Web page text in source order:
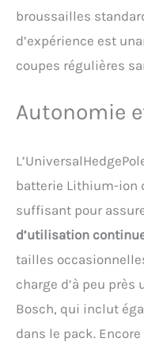
broussailles
d’expérience est
coupes régulières
Autonomie
batterie Lithium-ion
suffisant pour
d’utilisation
tailles
charge d’à peu près
Bosch, qui inclut
dans le pack.